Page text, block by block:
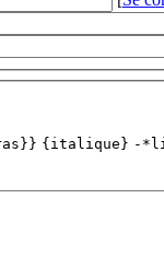
{italique} -